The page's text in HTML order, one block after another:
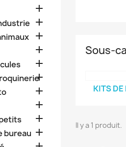









bureau 
Sous-
KITS DE
Il y a 1 produit.